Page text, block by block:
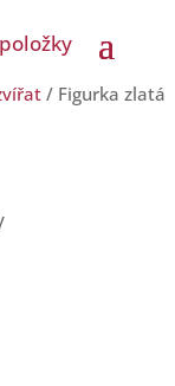
/ Figurka zlatá